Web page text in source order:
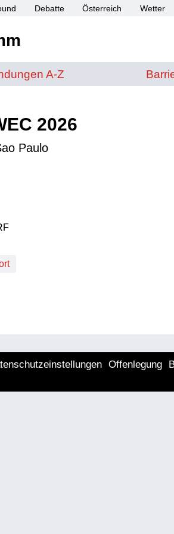
Debatte Österreich Wetter
von A bis Z
A-Z
2026
Paulo
SPORT+
Offenlegung